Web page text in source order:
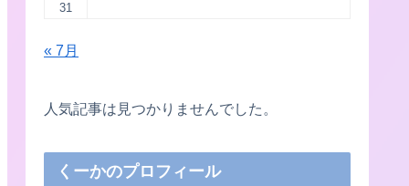
31
« 7月
人気記事は見つかりませんでした。
くーかのプロフィール